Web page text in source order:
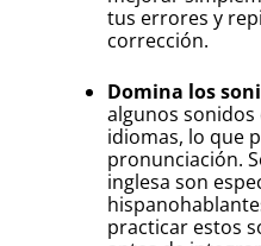
tus errores y
corrección.
Domina los
algunos
idiomas, lo que
pronunciación.
inglesa son
practicar estos